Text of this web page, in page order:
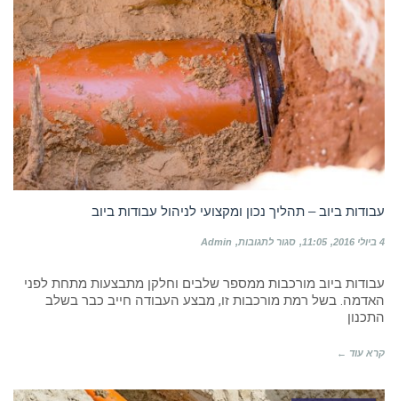
עבודות ביוב – תהליך נכון ומקצועי לניהול עבודות ביוב
4 ביולי 2016 11:05 סגור לתגובות על
–
תהליך
Admin
עבודות ביוב מורכבות ממספר שלבים וחלקן מתבצעות מתחת לפני
האדמה. בשל רמת מורכבות זו, מבצע העבודה חייב כבר בשלב
התכנון
קרא עוד ←